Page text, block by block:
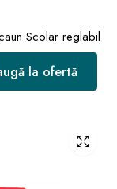
Scolar reglabil
la ofertă